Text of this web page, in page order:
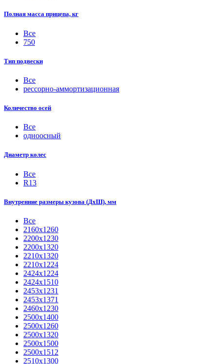
Полная масса прицепа, кг
Все
750
Тип подвески
Все
рессорно-аммортизационная
Количество осей
Все
одноосный
Диаметр колес
Все
R13
Внутренние размеры кузова (ДхШ), мм
Все
2160х1260
2200х1230
2200х1320
2210x1320
2210х1224
2424х1224
2424х1510
2453х1231
2453х1371
2460х1230
2500x1400
2500х1260
2500х1320
2500х1500
2500х1512
2510х1300